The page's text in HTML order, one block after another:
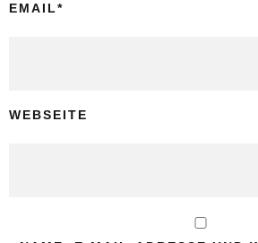
EMAIL*
WEBSEITE